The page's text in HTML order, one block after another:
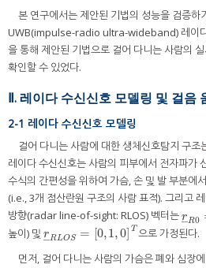
본 연구에서는 제안된 기법의 성능을 검증하
UWB(impulse-radio ultra-wideband) 레이다
을 통해 제안된 기법으로 걸어 다니는 사람의
확인할 수 있었다.
Ⅱ. 레이다 수신신호 모델링 및 걸음
2-1 레이다 수신신호 모델링
걸어 다니는 사람에 대한 생체신호탐지 구조
레이다 수신신호는 사람의 피부에서 전자파가
수식의 간편성을 위하여 가슴, 손 및 발 부분에
(i.e., 3개 점산란원 구조의 사람 표적). 그리고
방향(radar line-of-sight: RLOS) 벡터는 r
–R0
r_R0
높이) 및 r
–RLOS = [0,1,0] T
r_RLOS =[0 1,0]T
으로 가정된다.
먼저, 걸어 다니는 사람의 가슴은 폐와 심장